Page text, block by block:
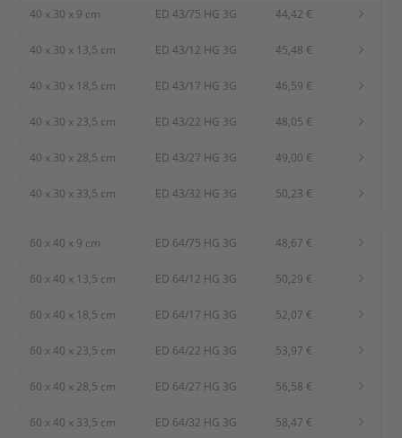
40 x 30 x 9 cm ED 43/75 HG 3G 44,42 €
40 x 30 x 13,5 cm ED 43/12 HG 3G 45,48 €
40 x 30 x 18,5 cm ED 43/17 HG 3G 46,59 €
40 x 30 x 23,5 cm ED 43/22 HG 3G 48,05 €
40 x 30 x 28,5 cm ED 43/27 HG 3G 49,00 €
40 x 30 x 33,5 cm ED 43/32 HG 3G 50,23 €
60 x 40 x 9 cm ED 64/75 HG 3G 48,67 €
60 x 40 x 13,5 cm ED 64/12 HG 3G 50,29 €
60 x 40 x 18,5 cm ED 64/17 HG 3G 52,07 €
60 x 40 x 23,5 cm ED 64/22 HG 3G 53,97 €
60 x 40 x 28,5 cm ED 64/27 HG 3G 56,58 €
60 x 40 x 33,5 cm ED 64/32 HG 3G 58,47 €